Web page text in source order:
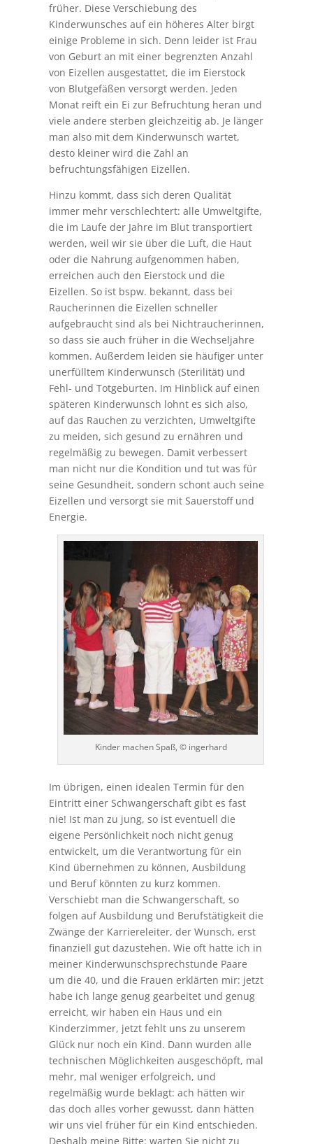
früher. Diese Verschiebung des
Kinderwunsches auf ein höheres Alter birgt
einige Probleme in sich. Denn leider ist Frau
von Geburt an mit einer begrenzten Anzahl
von Eizellen ausgestattet, die im Eierstock
von Blutgefäßen versorgt werden. Jeden
Monat reift ein Ei zur Befruchtung heran und
viele andere sterben gleichzeitig ab. Je länger
man also mit dem Kinderwunsch wartet,
desto kleiner wird die Zahl an
befruchtungsfähigen Eizellen.
Hinzu kommt, dass sich deren Qualität
immer mehr verschlechtert: alle Umweltgifte,
die im Laufe der Jahre im Blut transportiert
werden, weil wir sie über die Luft, die Haut
oder die Nahrung aufgenommen haben,
erreichen auch den Eierstock und die
Eizellen. So ist bspw. bekannt, dass bei
Raucherinnen die Eizellen schneller
aufgebraucht sind als bei Nichtraucherinnen,
so dass sie auch früher in die Wechseljahre
kommen. Außerdem leiden sie häufiger unter
unerfülltem Kinderwunsch (Sterilität) und
Fehl- und Totgeburten. Im Hinblick auf einen
späteren Kinderwunsch lohnt es sich also,
auf das Rauchen zu verzichten, Umweltgifte
zu meiden, sich gesund zu ernähren und
regelmäßig zu bewegen. Damit verbessert
man nicht nur die Kondition und tut was für
seine Gesundheit, sondern schont auch seine
Eizellen und versorgt sie mit Sauerstoff und
Energie.
Kinder machen Spaß, © ingerhard
Im übrigen, einen idealen Termin für den
Eintritt einer Schwangerschaft gibt es fast
nie! Ist man zu jung, so ist eventuell die
eigene Persönlichkeit noch nicht genug
entwickelt, um die Verantwortung für ein
Kind übernehmen zu können, Ausbildung
und Beruf könnten zu kurz kommen.
Verschiebt man die Schwangerschaft, so
folgen auf Ausbildung und Berufstätigkeit die
Zwänge der Karriereleiter, der Wunsch, erst
finanziell gut dazustehen. Wie oft hatte ich in
meiner Kinderwunschsprechstunde Paare
um die 40, und die Frauen erklärten mir: jetzt
habe ich lange genug gearbeitet und genug
erreicht, wir haben ein Haus und ein
Kinderzimmer, jetzt fehlt uns zu unserem
Glück nur noch ein Kind. Dann wurden alle
technischen Möglichkeiten ausgeschöpft, mal
mehr, mal weniger erfolgreich, und
regelmäßig wurde beklagt: ach hätten wir
das doch alles vorher gewusst, dann hätten
wir uns viel früher für ein Kind entschieden.
Deshalb meine Bitte: warten Sie nicht zu